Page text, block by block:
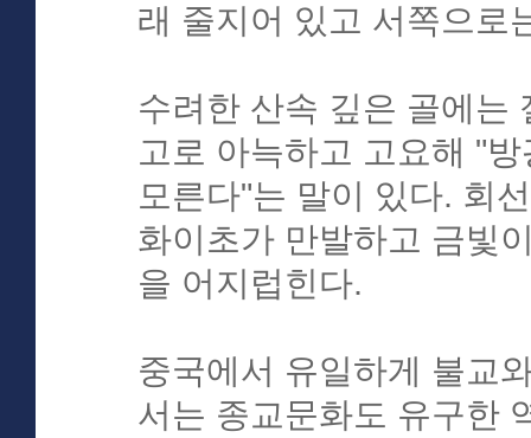
래 줄지어 있고 서쪽으로
수려한 산속 깊은 골에는
고로 아늑하고 고요해 "
모른다"는 말이 있다. 회
화이초가 만발하고 금빛
을 어지럽힌다.
중국에서 유일하게 불교
서는 종교문화도 유구한